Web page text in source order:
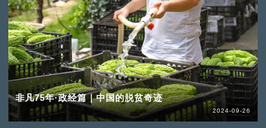
非凡75年·政经篇｜中国的脱贫奇迹
2024-09-26